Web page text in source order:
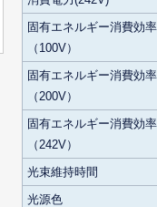
固有エネルギー消費効率
（100V）
固有エネルギー消費効率
（200V）
固有エネルギー消費効率
（242V）
光束維持時間
光源色